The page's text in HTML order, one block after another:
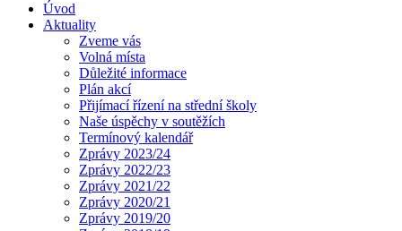
Úvod
Aktuality
Zveme vás
Volná místa
Důležité informace
Plán akcí
Přijímací řízení na střední školy
Naše úspěchy v soutěžích
Termínový kalendář
Zprávy 2023/24
Zprávy 2022/23
Zprávy 2021/22
Zprávy 2020/21
Zprávy 2019/20